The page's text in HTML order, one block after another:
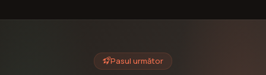
Pasul următor